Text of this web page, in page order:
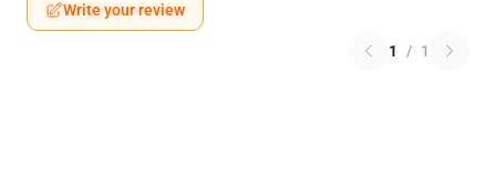
Write your review
1 / 1